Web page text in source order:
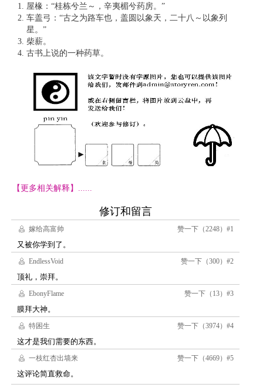
屋椽：“桂栋兮兰～，辛夷楣兮药房。”
车盖弓：“古之为路车也，盖圆以象天，二十八～以象列
星。”
柴薪。
古书上说的一种药草。
【更多相关解释】......